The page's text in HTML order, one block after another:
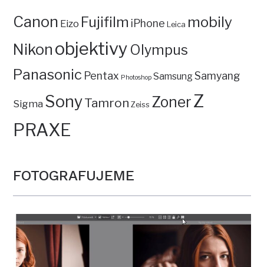
Canon Eizo Fujifilm iPhone Leica mobily
Nikon objektivy Olympus
Panasonic Pentax Photoshop SamsungSamyang
Sigma SonyTamron Zeiss ZonerZ
PRAXE
FOTOGRAFUJEME